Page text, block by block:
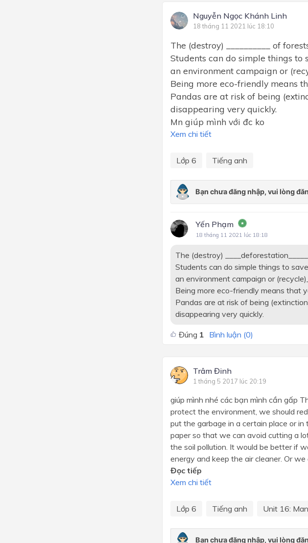
Nguyễn Ngọc Khánh Linh
18 tháng 11 2021 lúc 18:10
The (destroy) __________ of
Students can do simple things to
an environment campaign or
Being more eco-friendly means
Pandas are at risk of being
disappearing very quickly.
Mn giúp mình với đc ko
Xem chi tiết
Lớp 6 Tiếng anh
Yến Phạm
18 tháng 11 2021 lúc 18:18
The (destroy)
Students can do simple things to
an environment campaign or
Being more eco-friendly means that
Pandas are at risk of being
disappearing very quickly.
Đúng 1 Bình luận (0)
Trâm Đinh
1 tháng 5 2017 lúc 20:19
giúp mình nhé các bạn mình cần gấp
protect the environment, we should
put the garbage in a certain place or
paper so that we can avoid cutting a
the soil pollution. It would be better if
energy and keep the air cleaner. Or we
Đọc tiếp
Xem chi tiết
Lớp 6 Tiếng anh Unit 16: